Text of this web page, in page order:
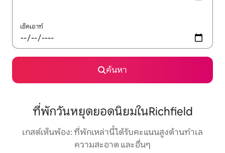
เช็คเอาท์
ค้นหา
ที่พักวันหยุดยอดนิยมในRichfield
เกสต์เห็นพ้อง: ที่พักเหล่านี้ได้รับคะแนนสูงด้านทำเล
ความสะอาด และอื่นๆ